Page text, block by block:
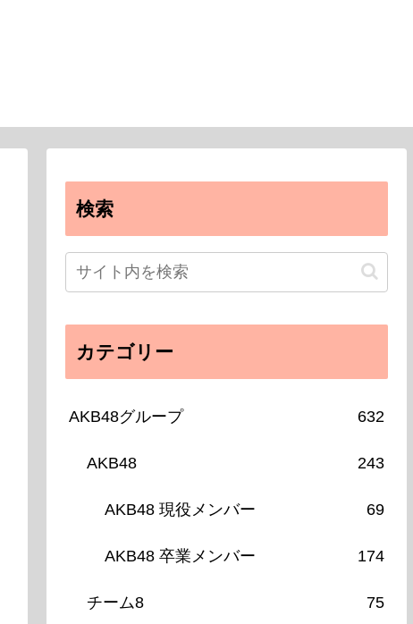
検索
カテゴリー
AKB48グループ 632
AKB48 243
AKB48 現役メンバー 69
AKB48 卒業メンバー 174
チーム8 75